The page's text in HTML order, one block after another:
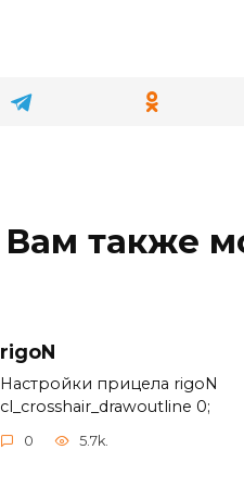
Вам также
rigoN
Настройки прицела rigoN
cl_crosshair_drawoutline 0;
0 5.7k.